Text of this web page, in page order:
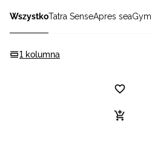
WszystkoTatra SenseApres sea
1 kolumna